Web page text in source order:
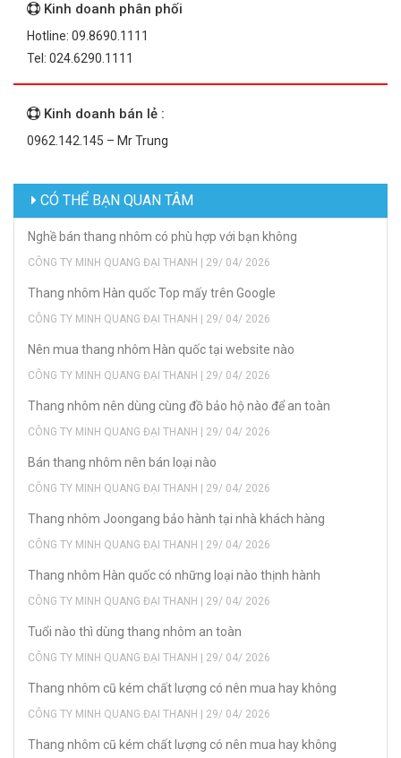
Kinh doanh phân phối
Hotline: 09.8690.1111
Tel: 024.6290.1111
Kinh doanh bán lẻ :
0962.142.145 – Mr Trung
CÓ THỂ BẠN QUAN TÂM
Nghề bán thang nhôm có phù hợp với bạn không
CÔNG TY MINH QUANG ĐẠI THANH | 29/ 04/ 2026
Thang nhôm Hàn quốc Top mấy trên Google
CÔNG TY MINH QUANG ĐẠI THANH | 29/ 04/ 2026
Nên mua thang nhôm Hàn quốc tại website nào
CÔNG TY MINH QUANG ĐẠI THANH | 29/ 04/ 2026
Thang nhôm nên dùng cùng đồ bảo hộ nào để an toàn
CÔNG TY MINH QUANG ĐẠI THANH | 29/ 04/ 2026
Bán thang nhôm nên bán loại nào
CÔNG TY MINH QUANG ĐẠI THANH | 29/ 04/ 2026
Thang nhôm Joongang bảo hành tại nhà khách hàng
CÔNG TY MINH QUANG ĐẠI THANH | 29/ 04/ 2026
Thang nhôm Hàn quốc có những loại nào thịnh hành
CÔNG TY MINH QUANG ĐẠI THANH | 29/ 04/ 2026
Tuổi nào thì dùng thang nhôm an toàn
CÔNG TY MINH QUANG ĐẠI THANH | 29/ 04/ 2026
Thang nhôm cũ kém chất lượng có nên mua hay không
CÔNG TY MINH QUANG ĐẠI THANH | 29/ 04/ 2026
Thang nhôm cũ kém chất lượng có nên mua hay không